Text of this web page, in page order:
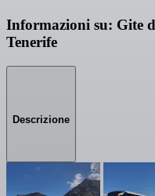
Informazioni su: Gite
Tenerife
Descrizione